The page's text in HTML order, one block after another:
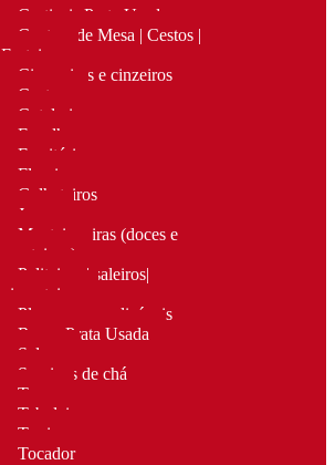
Castiçais Prata Usada
Centros de Mesa | Cestos |
Fruteiras
Cigarreiras e cinzeiros
Costura
Cutelaria
Espelhos
Escritório
Floreiras
Galheteiros
Jarras
Manteigueiras (doces e
manteigas)
Paliteiros | saleiros|
pimenteiros
Placas personalizáveis
Rocas Prata Usada
Salvas
Serviços de chá
Taças
Tabuleiros
Terrinas
Tocador